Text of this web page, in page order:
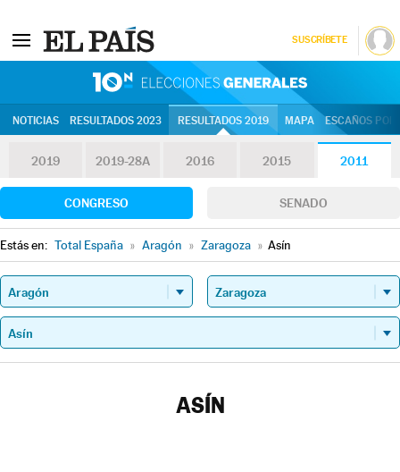
SUSCRÍBETE
NOTICIAS RESULTADOS 2023 RESULTADOS 2019 MAPA ESCAÑOS
2019 2019-28A 2016 2015 2011
CONGRESO SENADO
Estás en: Total España » Aragón » Zaragoza » Asín
ASÍN